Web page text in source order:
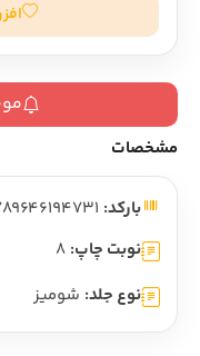
مشخصات
بارکد:
نوبت چاپ: 8
نوع جلد: شومیز